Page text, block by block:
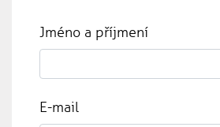
Jméno a příjmení
E-mail